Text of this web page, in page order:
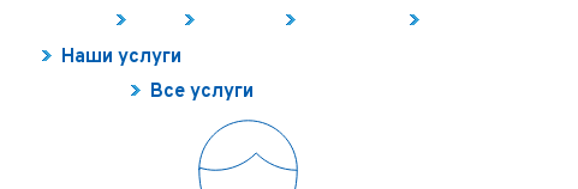
Наши услуги Цены Контакты О компании
Наши услуги
Все услуги